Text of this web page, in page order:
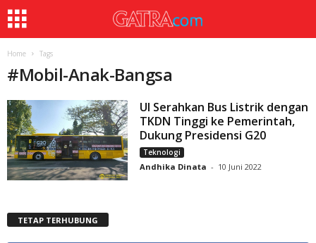
Home Tags
#Mobil-Anak-Bangsa
UI Serahkan Bus Listrik dengan
TKDN Tinggi ke Pemerintah,
Dukung Presidensi G20
Teknologi
Andhika Dinata - 10 Juni 2022
TETAP TERHUBUNG